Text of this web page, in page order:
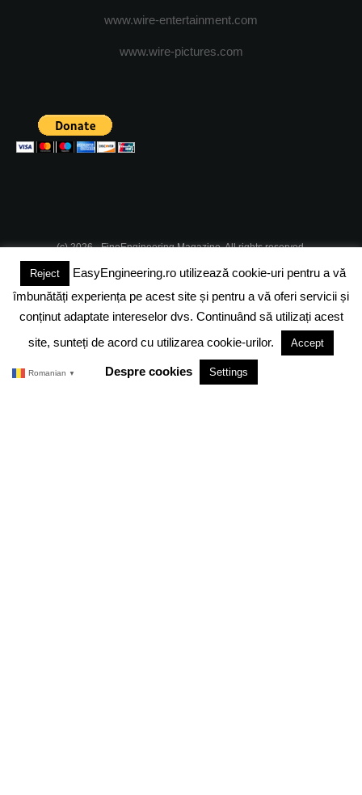
www.wire-entertainment.com
www.wire-pictures.com
(c) 2026 - FineEngineering Magazine. All rights reserved.
DESPRE NOI ABONAMENT
DESPRE COOKIES POLITICA DE CONFIDENTIALITATE
TERMENI SI CONDITII
Reject
EasyEngineering.ro utilizează cookie-uri pentru a vă
îmbunătăți experiența pe acest site și pentru a vă oferi servicii și
conținut adaptate intereselor dvs. Continuând să utilizați acest
site, sunteți de acord cu utilizarea cookie-urilor.
Accept
Despre cookies Settings
Romanian ▼